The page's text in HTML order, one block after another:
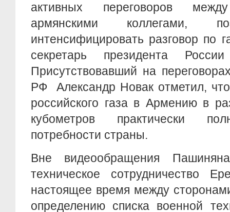
активных переговоров
армянскими коллегами,
интенсифицировать разговор по
секретарь президента
Присутствовавший на
РФ Александр Новак отметил,
российского газа в Армению в
кубометров практически
потребности страны.
Вне видеообращения
техническое сотрудничество
настоящее время между
определению списка военной